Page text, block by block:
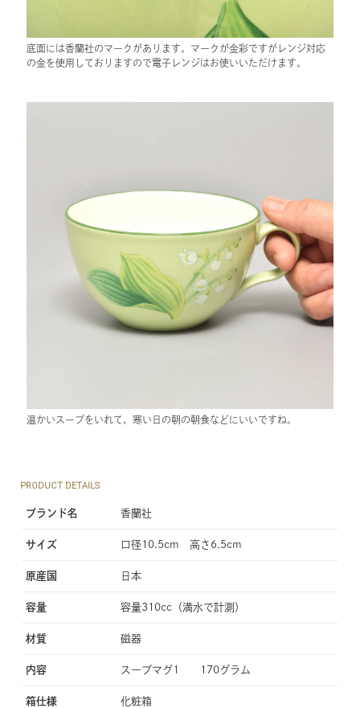
底面には香蘭社のマークがあります。マークが金彩ですがレンジ対応
の金を使用しておりますので電子レンジはお使いいただけます。
温かいスープをいれて、寒い日の朝の朝食などにいいですね。
PRODUCT DETAILS
ブランド名 香蘭社
サイズ 口径10.5cm 高さ6.5cm
原産国 日本
容量 容量310cc（満水で計測）
材質 磁器
内容 スープマグ1 170グラム
箱仕様 化粧箱